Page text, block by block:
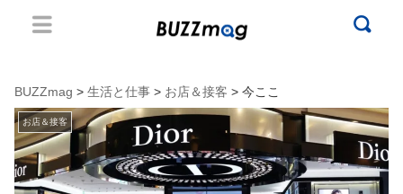
BUZZmag > 生活と仕事 > お店＆接客 > 今ここ
お店＆接客